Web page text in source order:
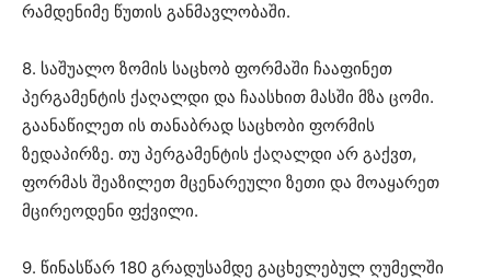
რამდენიმე წუთის განმავლობაში.
8. საშუალო ზომის საცხობ ფორმაში ჩააფინეთ
პერგამენტის ქაღალდი და ჩაასხით მასში მზა ცომი.
გაანაწილეთ ის თანაბრად საცხობი ფორმის
ზედაპირზე. თუ პერგამენტის ქაღალდი არ გაქვთ,
ფორმას შეაზილეთ მცენარეული ზეთი და მოაყარეთ
მცირეოდენი ფქვილი.
9. წინასწარ 180 გრადუსამდე გაცხელებულ ღუმელში